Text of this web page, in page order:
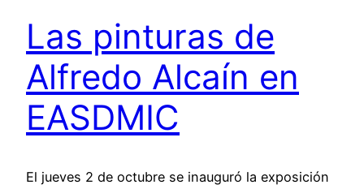
Las pinturas de
Alfredo Alcaín en
EASDMIC
El jueves 2 de octubre se inauguró la exposición